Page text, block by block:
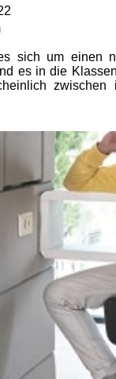
sich um einen
es in die